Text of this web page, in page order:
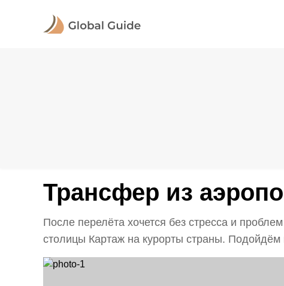
Трансфер из
После перелёта хочется без стресса и
столицы Картаж на курорты страны. Подойдём